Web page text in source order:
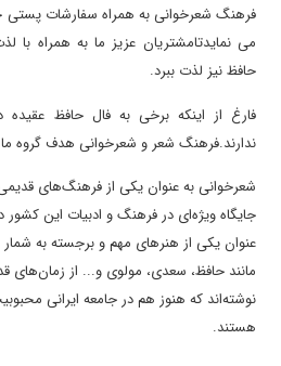
فرهنگ شعرخوانی به همراه سفارشات
می نمایدتامشتریان عزیز ما به همراه
حافظ نیز لذت ببرد.
فارغ از اینکه برخی به فال حافظ
ندارند.فرهنگ شعر و شعرخوانی هدف گروه
شعرخوانی به عنوان یکی از فرهنگ‌های
جایگاه ویژه‌ای در فرهنگ و ادبیات این کشور
عنوان یکی از هنرهای مهم و برجسته به
مانند حافظ، سعدی، مولوی و... از زمان‌های
نوشته‌اند که هنوز هم در جامعه ایرانی
هستند.